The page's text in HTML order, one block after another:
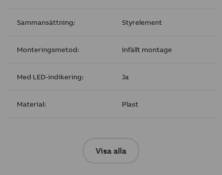
Sammansättning: Styrelement
Monteringsmetod: Infällt montage
Med LED-indikering: Ja
Material: Plast
Visa alla